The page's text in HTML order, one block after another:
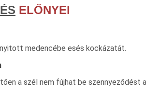
ELŐNYEI
medencébe esés kockázatát.
a szél nem fújhat be szennyeződést